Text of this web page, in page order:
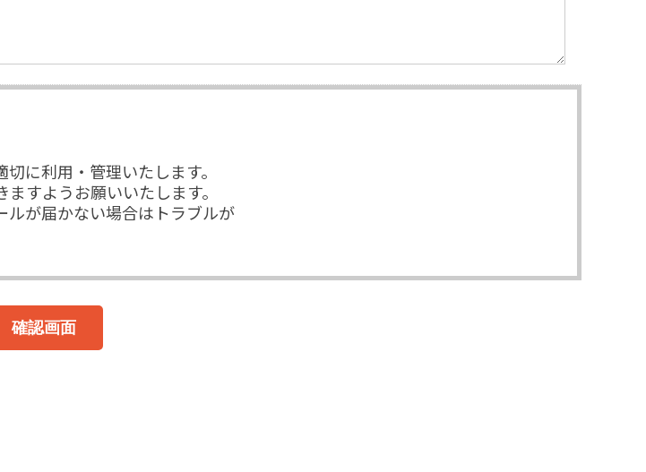
に利用・管理いたします。
すようお願いいたします。
ルが届かない場合はトラブルが